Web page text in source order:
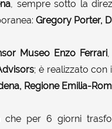
, sempre sotto la
Gregory Porter,
Museo Enzo Ferrari,
; è realizzato
Regione Emilia-
che per 6 giorni